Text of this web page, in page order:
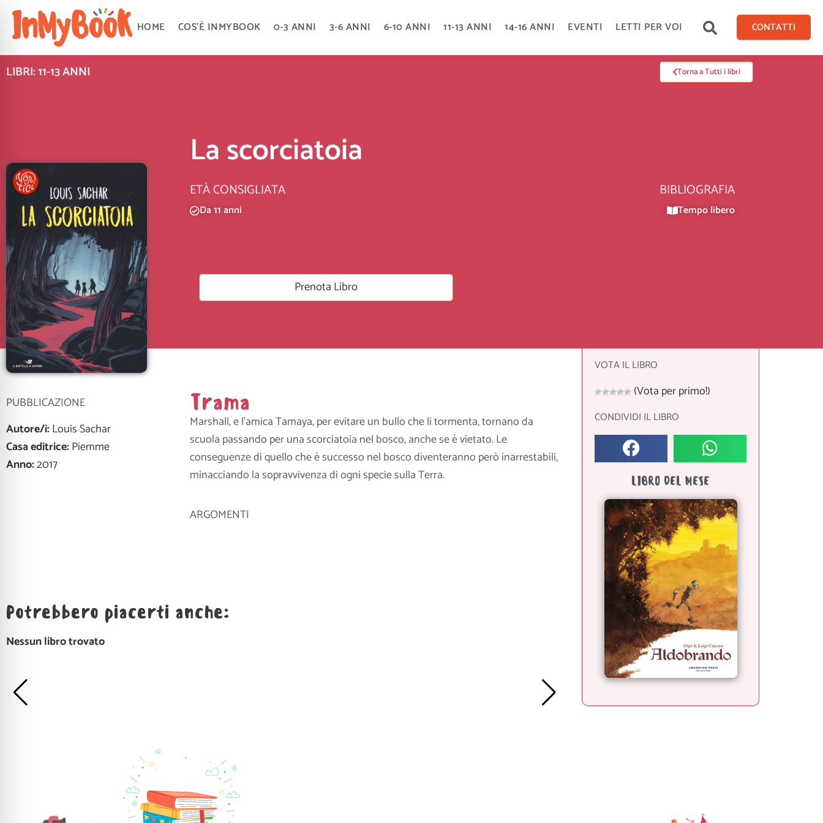
Vai
contenuto
HOME COS’È INMYBOOK 0-3 ANNI 3-6 ANNI 6-10 ANNI 11-13 ANNI 14-16 ANNI EVENTI LETTI PER VOI CONTATTI
LIBRI: 11-13 ANNI Torna a Tutti i libri
La scorciatoia
ETÀ CONSIGLIATA
Da 11 anni
BIBLIOGRAFIA
Tempo libero
Prenota Libro
PUBBLICAZIONE
Autore/i:Louis Sachar
Casa editrice:Piemme
Anno:2017
Trama
Marshall, e l’amica Tamaya, per evitare un bullo che li tormenta, tornano da
scuola passando per una scorciatoia nel bosco, anche se è vietato. Le
conseguenze di quello che è successo nel bosco diventeranno però inarrestabili,
minacciando la sopravvivenza di ogni specie sulla Terra.
ARGOMENTI
Potrebbero piacerti anche:
Nessun libro trovato
VOTA IL LIBRO
(Vota per primo!)
CONDIVIDI IL LIBRO
LIBRO DEL MESE